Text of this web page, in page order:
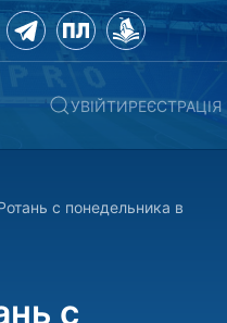
УВІЙТИРЕЄСТРАЦІЯ
с понедельника в
с